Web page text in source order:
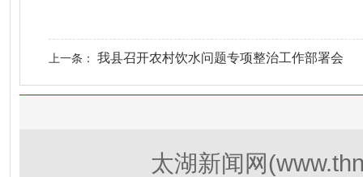
上一条： 我县召开农村饮水问题专项整治工作部署会
太湖新闻网